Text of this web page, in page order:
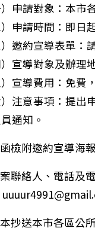
年福利服務中心
）申請對象：本市
）申請時間：即日
）邀約宣導表單：
）宣導對象及辦理
）宣導費用：免
）注意事項：提
通知。
檢附邀約宣導海
聯絡人、電話及
抄送本市各區公